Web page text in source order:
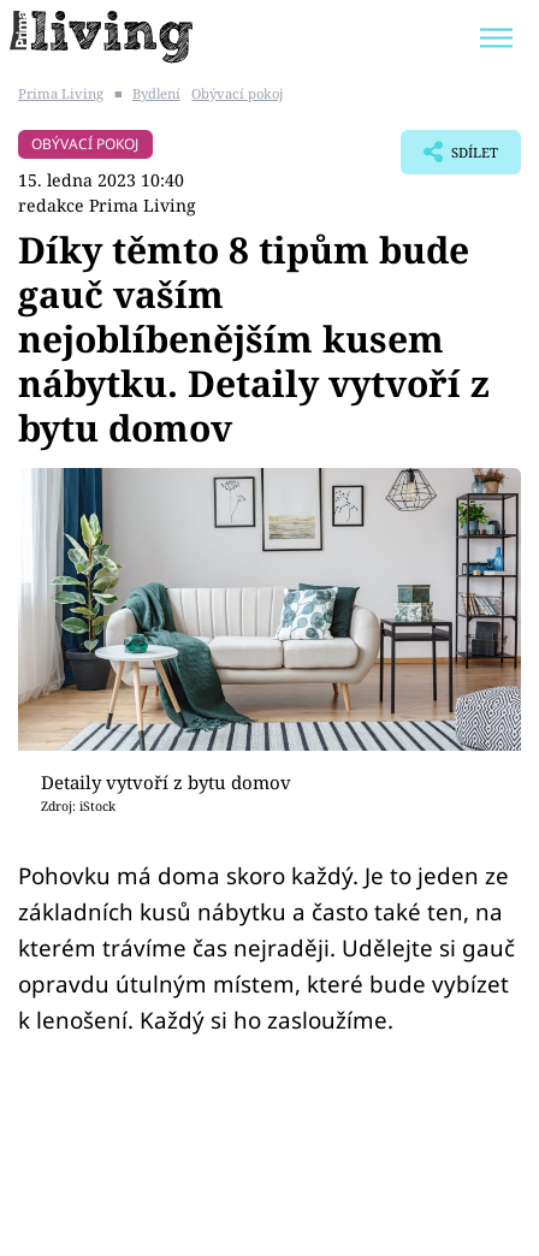
BYDLENÍ SLAVNÝCH
Témata
Bydlení
Zahrada
Design
Sledujte prima+
Přihlášení
Sledujte nás
Prima Living ■ Bydlení Obývací pokoj
OBÝVACÍ POKOJ
15. ledna 2023 10:40
redakce Prima Living
SDÍLET
Díky těmto 8 tipům bude
gauč vaším
nejoblíbenějším kusem
nábytku. Detaily vytvoří z
bytu domov
Detaily vytvoří z bytu domov
Zdroj: iStock
Pohovku má doma skoro každý. Je to jeden ze
základních kusů nábytku a často také ten, na
kterém trávíme čas nejraději. Udělejte si gauč
opravdu útulným místem, které bude vybízet
k lenošení. Každý si ho zasloužíme.